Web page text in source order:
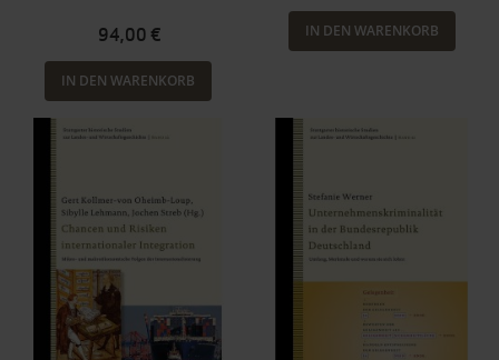
94,00 €
IN DEN WARENKORB
IN DEN WARENKORB